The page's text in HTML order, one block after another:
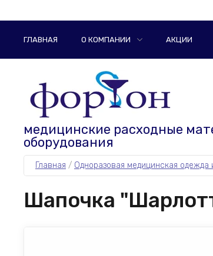
ГЛАВНАЯ О КОМПАНИИ АКЦИИ
медицинские расходные
оборудования
Главная / Одноразовая медицинская одежда
Шапочка